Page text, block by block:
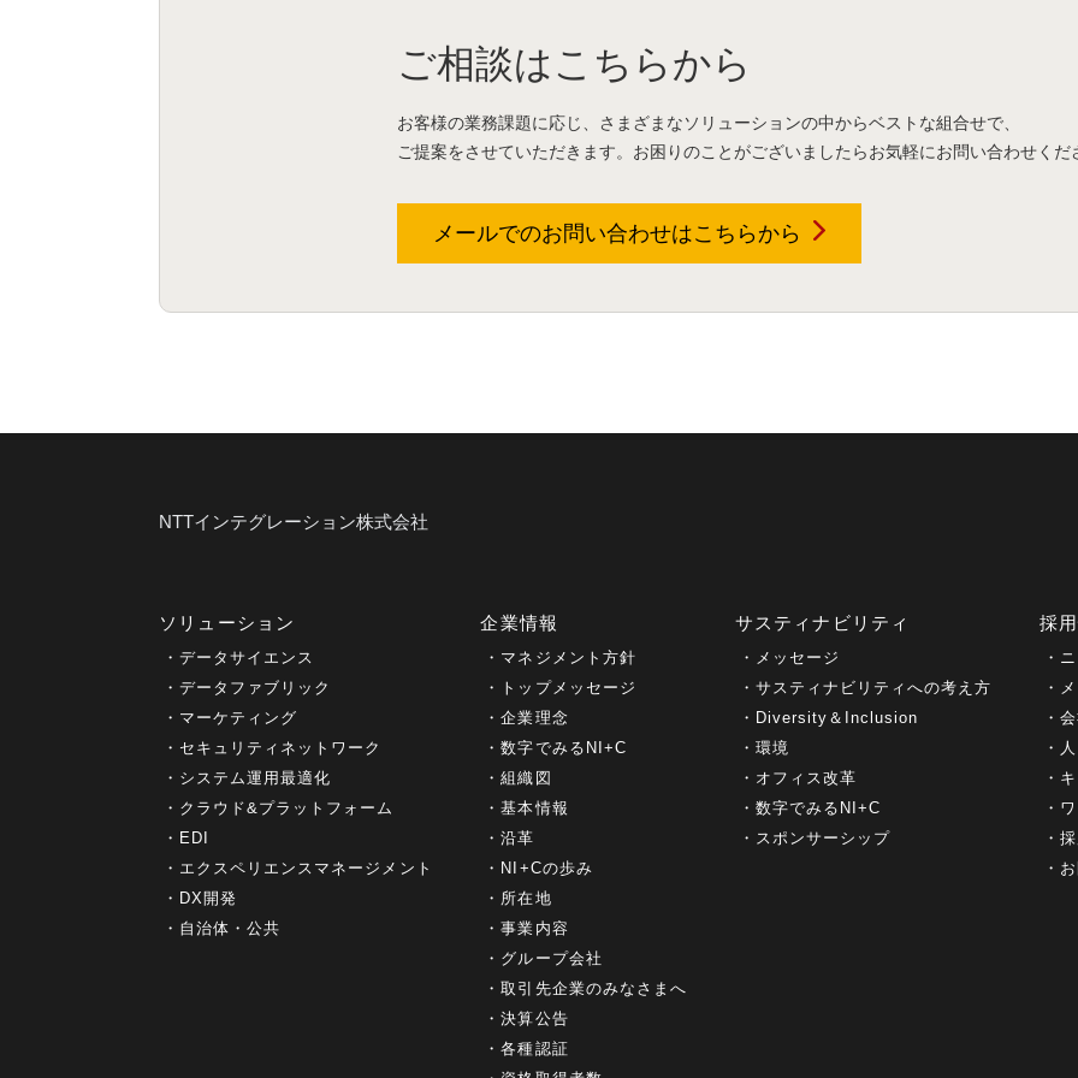
ご相談はこちらから
お客様の業務課題に応じ、さまざまなソリューションの中からベストな組合せで、
ご提案をさせていただきます。お困りのことがございましたらお気軽にお問い合わせくだ
メールでのお問い合わせはこちらから
NTTインテグレーション株式会社
ソリューション
データサイエンス
データファブリック
マーケティング
セキュリティネットワーク
システム運用最適化
クラウド&プラットフォーム
EDI
エクスペリエンスマネージメント
DX開発
自治体・公共
企業情報
マネジメント方針
トップメッセージ
企業理念
数字でみるNI+C
組織図
基本情報
沿革
NI+Cの歩み
所在地
事業内容
グループ会社
取引先企業のみなさまへ
決算公告
各種認証
サスティナビリティ
メッセージ
サスティナビリティへの考え方
Diversity＆Inclusion
環境
オフィス改革
数字でみるNI+C
スポンサーシップ
採